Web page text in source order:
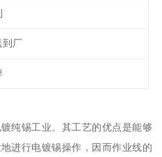
到厂
纯锡工业。其工艺的优点是能够
进行电镀锡操作，因而作业线的